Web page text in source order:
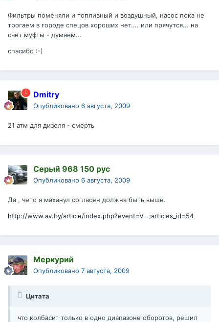
Фильтры поменяли и топливный и воздушный, насос пока не
трогаем в городе спецов хороших нет.... или прячутся... на
счет муфты - думаем...
спасибо :-)
Dmitry
Опубликовано 6 августа, 2009
21 атм для дизеля - смерть
Серый 968 150 рус
Опубликовано 6 августа, 2009
Да , чето я маханул согласен должна быть выше.
http://www.av.by/article/index.php?event=V...;articles_id=54
Меркурий
Опубликовано 7 августа, 2009
Цитата
что колбасит только в одно диапазоне оборотов, решил